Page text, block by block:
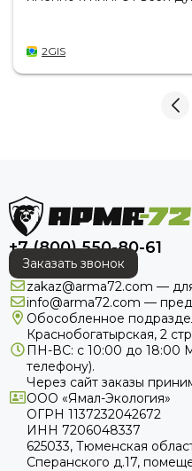
2GIS
+7 (800) 550-80-61
Заказать звонок
zakaz@arma72.com —
info@arma72.com —
Обособленное
Краснобогатырская, 2
ПН-ВС: с 10:00 до 18:00
телефону).
Через сайт заказы
ООО «Ямал-Экология»
ОГРН 1137232042672
ИНН 7206048337
625033, Тюменская
Сперанского д.17,